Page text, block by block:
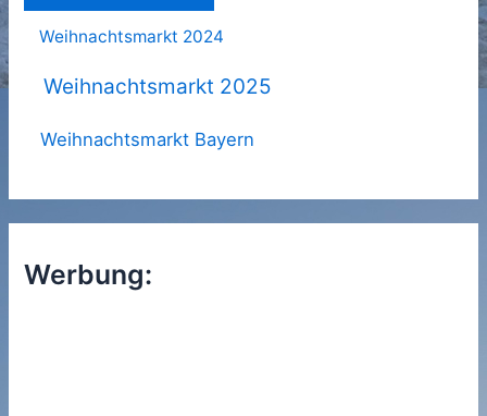
Weihnachtsmarkt 2024
Weihnachtsmarkt 2025
Weihnachtsmarkt Bayern
Werbung: